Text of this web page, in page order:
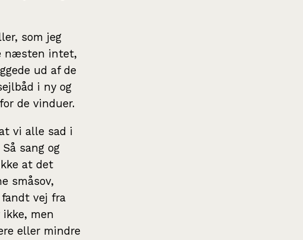
som jeg
næsten intet,
ud af de
i ny og
de vinduer.
vi alle sad i
sang og
at det
småsov,
vej fra
men
eller mindre